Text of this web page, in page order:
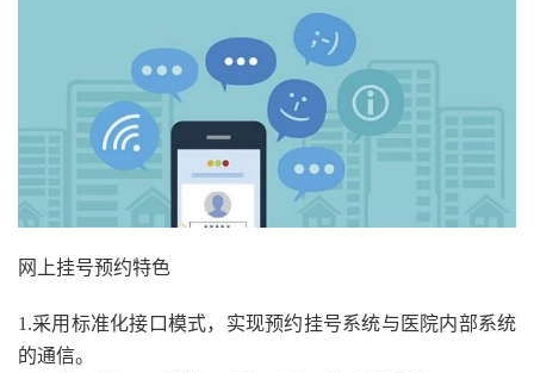
网上挂号预约特色
1.采用标准化接口模式，实现预约挂号系统与医院内部系统
的通信。